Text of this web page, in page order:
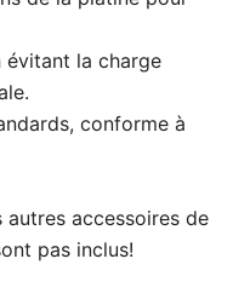
évitant la charge
conforme à
autres accessoires de
pas inclus!